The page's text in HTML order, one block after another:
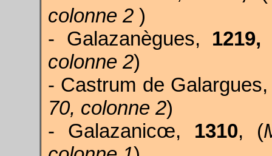
colonne 2 )
- Galazanègues, 1219,
colonne 2)
- Castrum de
70, colonne 2)
- Galazanicœ, 1310, (